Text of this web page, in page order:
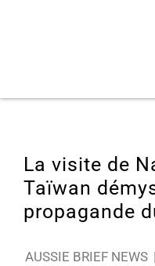
La visite de
Taïwan
propagande
AUSSIE BRIEF NEWS |